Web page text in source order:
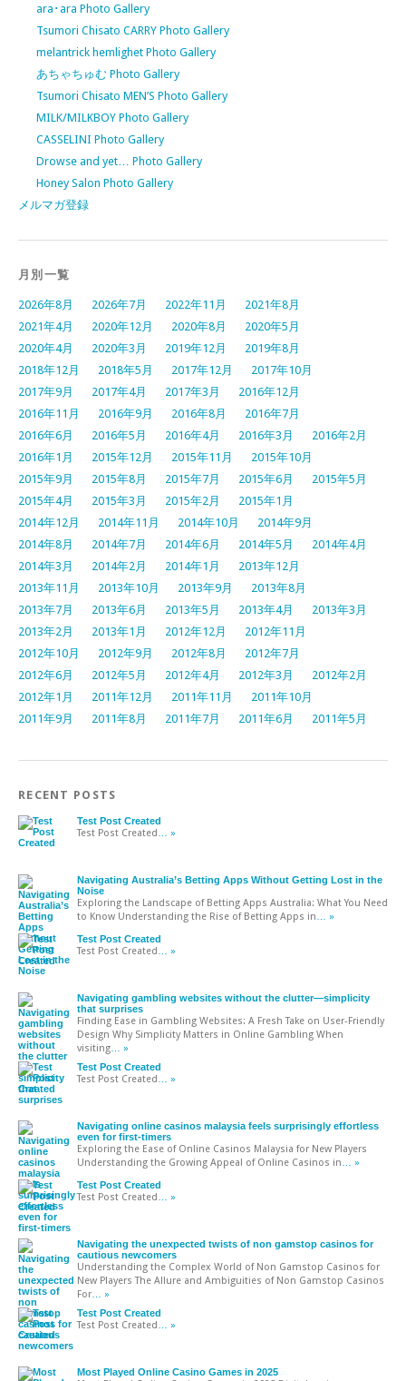
ara･ara Photo Gallery
Tsumori Chisato CARRY Photo Gallery
melantrick hemlighet Photo Gallery
あちゃちゅむ Photo Gallery
Tsumori Chisato MEN’S Photo Gallery
MILK/MILKBOY Photo Gallery
CASSELINI Photo Gallery
Drowse and yet… Photo Gallery
Honey Salon Photo Gallery
メルマガ登録
月別一覧
2026年8月 2026年7月 2022年11月
2021年8月
2021年4月
2020年12月 2020年8月
2020年5月
2020年4月
2020年3月 2019年12月
2019年8月
2018年12月
2018年5月 2017年12月
2017年10月
2017年9月
2017年4月 2017年3月
2016年12月
2016年11月
2016年9月 2016年8月
2016年7月
2016年6月
2016年5月 2016年4月 2016年3月
2016年2月
2016年1月
2015年12月 2015年11月
2015年10月
2015年9月
2015年8月 2015年7月 2015年6月
2015年5月
2015年4月
2015年3月 2015年2月
2015年1月
2014年12月
2014年11月 2014年10月
2014年9月
2014年8月
2014年7月 2014年6月 2014年5月
2014年4月
2014年3月
2014年2月 2014年1月
2013年12月
2013年11月
2013年10月 2013年9月
2013年8月
2013年7月
2013年6月 2013年5月 2013年4月
2013年3月
2013年2月
2013年1月 2012年12月
2012年11月
2012年10月
2012年9月 2012年8月
2012年7月
2012年6月
2012年5月 2012年4月 2012年3月
2012年2月
2012年1月
2011年12月 2011年11月
2011年10月
2011年9月
2011年8月 2011年7月 2011年6月 2011年5月
RECENT POSTS
Test Post Created
Test Post Created … »
Navigating Australia’s Betting Apps Without Getting Lost in the
Noise
Exploring the Landscape of Betting Apps Australia: What You Need
to Know Understanding the Rise of Betting Apps in … »
Test Post Created
Test Post Created … »
Navigating gambling websites without the clutter—simplicity
that surprises
Finding Ease in Gambling Websites: A Fresh Take on User-Friendly
Design Why Simplicity Matters in Online Gambling When
visiting … »
Test Post Created
Test Post Created … »
Navigating online casinos malaysia feels surprisingly effortless
even for first-timers
Exploring the Ease of Online Casinos Malaysia for New Players
Understanding the Growing Appeal of Online Casinos in … »
Test Post Created
Test Post Created … »
Navigating the unexpected twists of non gamstop casinos for
cautious newcomers
Understanding the Complex World of Non Gamstop Casinos for
New Players The Allure and Ambiguities of Non Gamstop Casinos
For … »
Test Post Created
Test Post Created … »
Most Played Online Casino Games in 2025